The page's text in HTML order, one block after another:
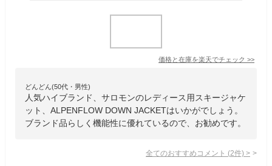
価格と在庫を楽天でチェック >>
どんどん(50代・男性)
人気ハイブランド、サロモンのレディース用スキージャケ
ット、ALPENFLOW DOWN JACKETはいかがでしょう。
ブランド品らしく機能性に優れているので、お勧めです。
全てのおすすめコメント (2件) >